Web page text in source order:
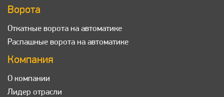
Ворота
Откатные ворота на автоматике
Распашные ворота на автоматике
Компания
О компании
Лидер отрасли